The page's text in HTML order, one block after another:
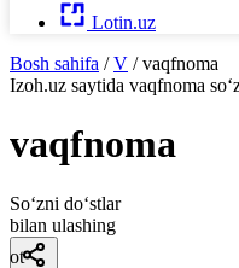
Lotin.uz
Bosh sahifa / V / vaqfnoma
Izoh.uz saytida vaqfnoma
vaqfnoma
So‘zni do‘stlar
bilan ulashing
ot